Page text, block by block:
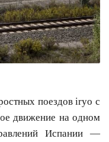
поездов iryo с
движение на одном
Испании —